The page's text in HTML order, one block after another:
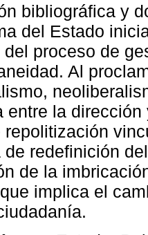
bibliográfica y
del Estado
del proceso de
Al
entre la
repolitización
de redefinición
de la
implica el